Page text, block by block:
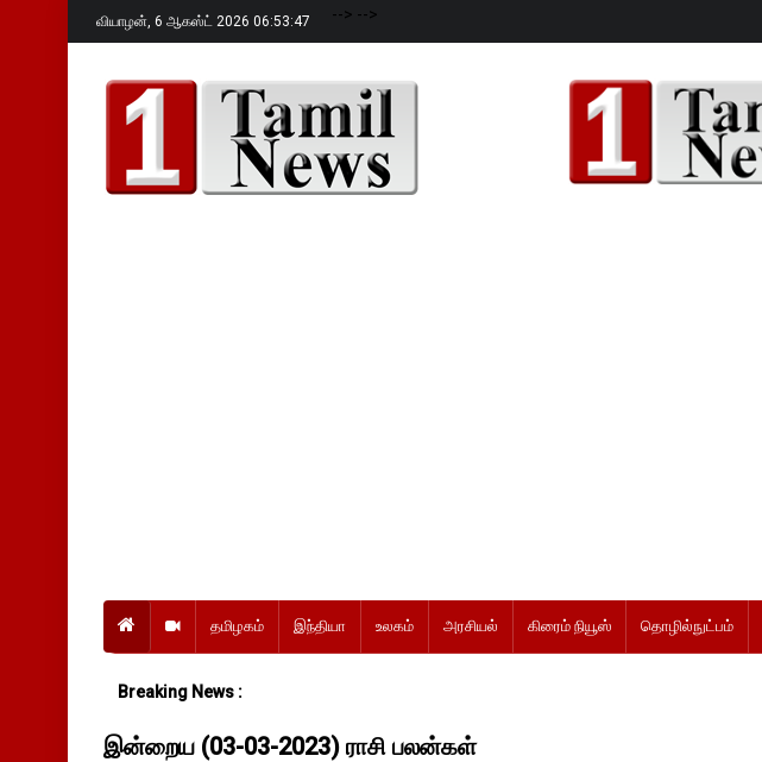
வியாழன், 6 ஆகஸ்ட் 2026 06:53:48 --> -->
தமிழகம் இந்தியா உலகம் அரசியல் கிரைம் நியூஸ் தொழில்நுட்பம்
Breaking News :
இன்றைய (03-03-2023) ராசி பலன்கள்